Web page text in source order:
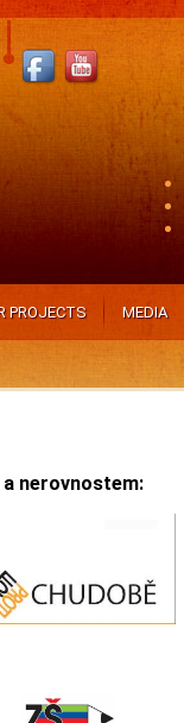
PROJECTS MEDIA
nerovnostem: